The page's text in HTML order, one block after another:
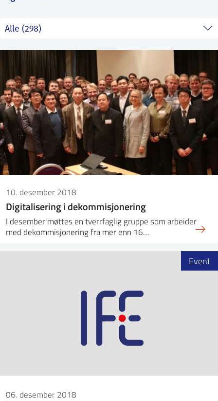
10. desember 2018
Digitalisering i dekommisjonering
I desember møttes en tverrfaglig gruppe som arbeider
med dekommisjonering fra mer enn 16…
06. desember 2018
Event